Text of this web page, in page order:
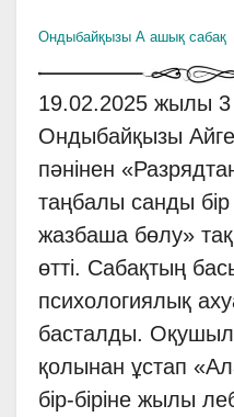
Ондыбайқызы А ашық сабақ
19.02.2025 жылы
Ондыбайқызы
пәнінен
таңбалы санды
жазбаша бөлу»
өтті. Сабақтың
психологиялық
басталды.
қолынан ұстап
бір-біріне жылы